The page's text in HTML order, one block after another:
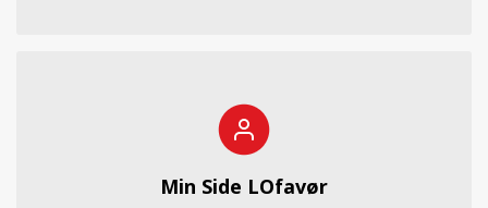
Min Side LOfavør